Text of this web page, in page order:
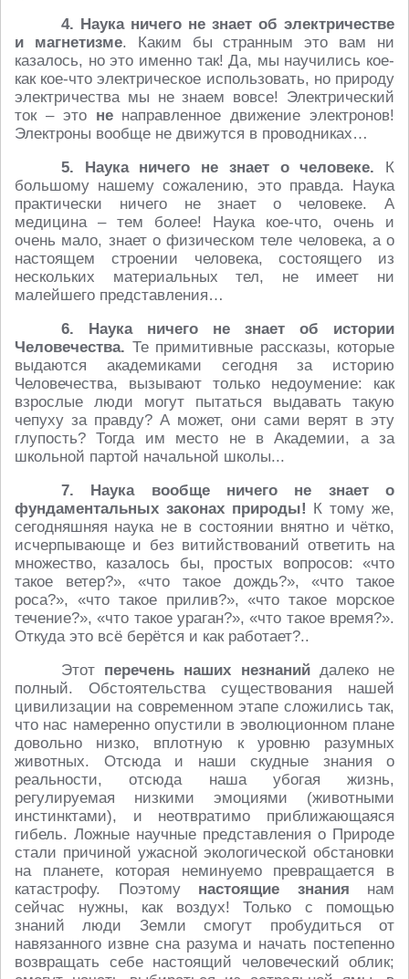
4. Наука ничего не знает об электричестве
и магнетизме. Каким бы странным это вам ни
казалось, но это именно так! Да, мы научились кое-
как кое-что электрическое использовать, но природу
электричества мы не знаем вовсе! Электрический
ток – это ненаправленное движение электронов!
Электроны вообще не движутся в проводниках…
5.
Наука ничего не знает о человеке. К
большому нашему сожалению, это правда. Наука
практически ничего не знает о человеке. А
медицина – тем более! Наука кое-что, очень и
очень мало, знает о физическом теле человека, а о
настоящем строении человека, состоящего из
нескольких материальных тел, не имеет ни
малейшего представления…
6. Наука ничего не знает об истории
Человечества. Те примитивные рассказы, которые
выдаются академиками сегодня за историю
Человечества, вызывают только недоумение: как
взрослые люди могут пытаться выдавать такую
чепуху за правду? А может, они сами верят в эту
глупость? Тогда им место не в Академии, а за
школьной партой начальной школы...
7. Наука вообще ничего не знает о
фундаментальных законах природы! К тому же,
сегодняшняя наука не в состоянии внятно и чётко,
исчерпывающе и без витийствований ответить на
множество, казалось бы, простых вопросов: «что
такое ветер?», «что такое дождь?», «что такое
роса?», «что такое прилив?», «что такое морское
течение?», «что такое ураган?», «что такое время?».
Откуда это всё берётся и как работает?..
Этот перечень наших незнанийдалеко не
полный. Обстоятельства существования нашей
цивилизации на современном этапе сложились так,
что нас намеренно опустили в эволюционном плане
довольно низко, вплотную к уровню разумных
животных. Отсюда и наши скудные знания о
реальности, отсюда наша убогая жизнь,
регулируемая низкими эмоциями (животными
инстинктами), и неотвратимо приближающаяся
гибель. Ложные научные представления о Природе
стали причиной ужасной экологической обстановки
на планете, которая неминуемо превращается в
катастрофу. Поэтому настоящие знания нам
сейчас нужны, как воздух! Только с помощью
знаний люди Земли смогут пробудиться от
навязанного извне сна разума и начать постепенно
возвращать себе настоящий человеческий облик;